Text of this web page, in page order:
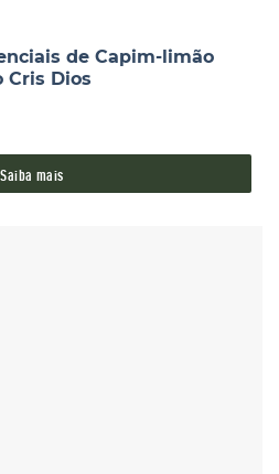
de Capim-limão
Cris Dios
Saiba mais